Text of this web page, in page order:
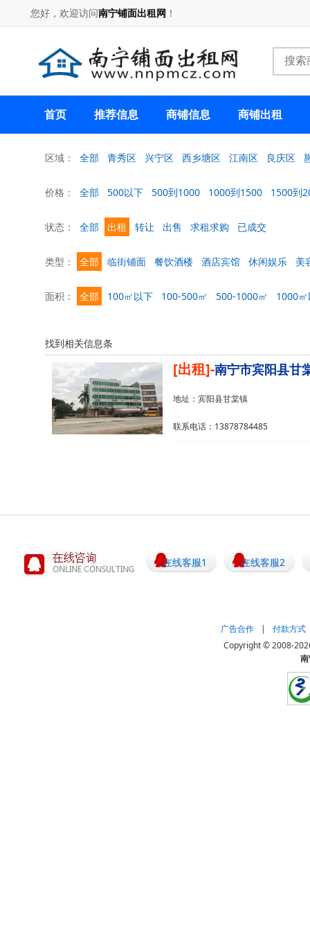
您好，欢迎访问南宁铺面出租网 ！
首页 推荐信息 商铺信息 商铺出租
区域： 全部 青秀区 兴宁区 西乡塘区 江南区 良庆区
价格： 全部 500以下 500到1000 1000到1500 1500到
状态： 全部 出租 转让 出售 求租求购 已成交
类型： 全部 临街铺面 餐饮酒楼 酒店宾馆 休闲娱乐 美
面积： 全部 100㎡以下 100-500㎡ 500-1000㎡ 1000
找到相关信息条
[出租]-南宁市宾阳县甘
地址：宾阳县甘棠镇
联系电话：13878784485
在线客服1 在线客服2
广告合作 |
付款方式
Copyright © 2008-